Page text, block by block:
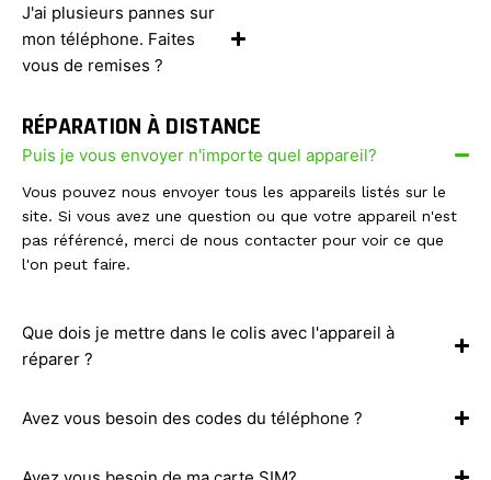
J'ai plusieurs pannes sur
mon téléphone. Faites
vous de remises ?
RÉPARATION À DISTANCE
Puis je vous envoyer n'importe quel appareil?
Vous pouvez nous envoyer tous les appareils listés sur le
site. Si vous avez une question ou que votre appareil n'est
pas référencé, merci de nous contacter pour voir ce que
l'on peut faire.
Que dois je mettre dans le colis avec l'appareil à
réparer ?
Avez vous besoin des codes du téléphone ?